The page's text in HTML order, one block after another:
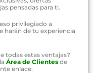
pensadas para ti.
privilegiado a
harán de tu experiencia
todas estas ventajas?
Área de Clientes de
enlace: